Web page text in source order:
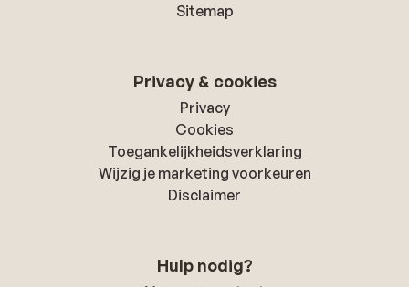
Sitemap
Privacy & cookies
Privacy
Cookies
Toegankelijkheidsverklaring
Wijzig je marketing voorkeuren
Disclaimer
Hulp nodig?